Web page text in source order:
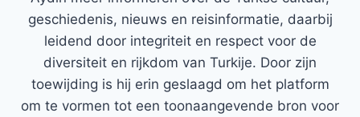
geschiedenis, nieuws en reisinformatie, daarbij
leidend door integriteit en respect voor de
diversiteit en rijkdom van Turkije. Door zijn
toewijding is hij erin geslaagd om het platform
om te vormen tot een toonaangevende bron voor